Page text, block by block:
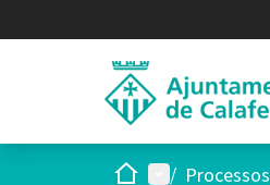
Inici Menú principal
/ Processos